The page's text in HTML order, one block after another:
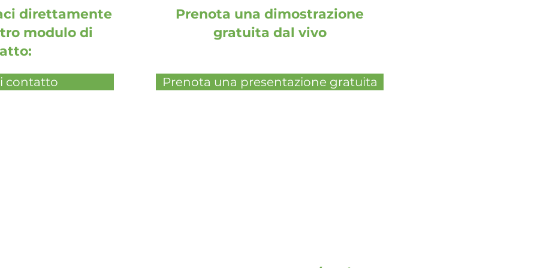
direttamente
modulo di
contatto
Prenota una dimostrazione
gratuita dal vivo
Prenota una presentazione gratuita